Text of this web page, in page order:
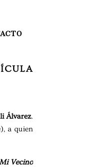
Álvarez.
), a quien
Vecino